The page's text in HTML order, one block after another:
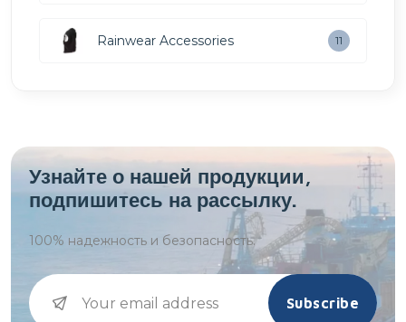
Rainwear Accessories 11
Узнайте о нашей продукции,
подпишитесь на рассылку.
100% надежность и безопасность.
Subscribe